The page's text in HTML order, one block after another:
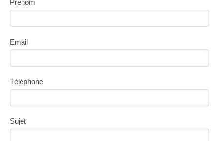
Prénom
Email
Téléphone
Sujet